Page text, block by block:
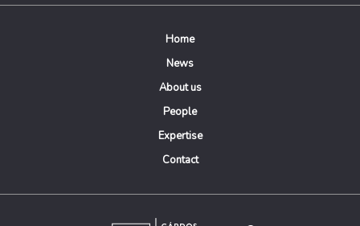
Home
News
About us
People
Expertise
Contact